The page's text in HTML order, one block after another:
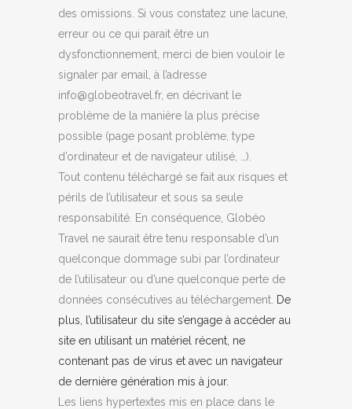
des omissions. Si vous constatez une lacune,
erreur ou ce qui parait être un
dysfonctionnement, merci de bien vouloir le
signaler par email, à l’adresse
info@globeotravel.fr, en décrivant le
problème de la manière la plus précise
possible (page posant problème, type
d’ordinateur et de navigateur utilisé, …).
Tout contenu téléchargé se fait aux risques et
périls de l’utilisateur et sous sa seule
responsabilité. En conséquence, Globéo
Travel ne saurait être tenu responsable d’un
quelconque dommage subi par l’ordinateur
de l’utilisateur ou d’une quelconque perte de
données consécutives au téléchargement. De
plus, l’utilisateur du site s’engage à accéder au
site en utilisant un matériel récent, ne
contenant pas de virus et avec un navigateur
de dernière génération mis à jour.
Les liens hypertextes mis en place dans le